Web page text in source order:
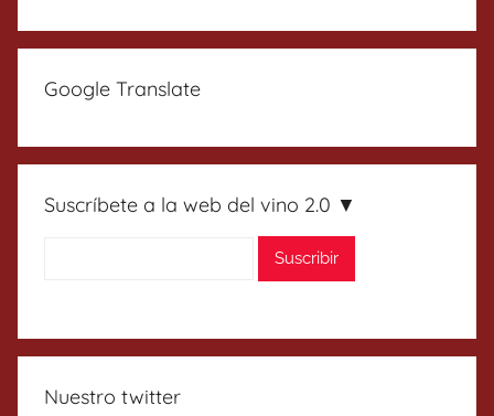
Google Translate
Suscríbete a la web del vino 2.0 ▼
Nuestro twitter